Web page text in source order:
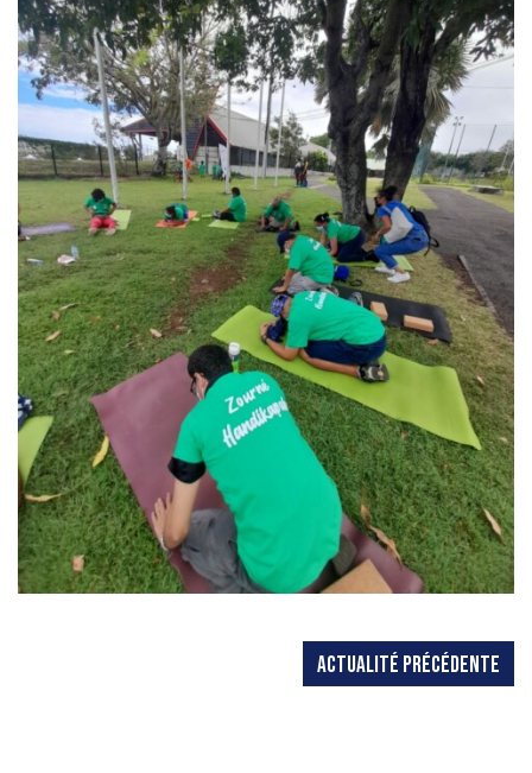
ACTUALITÉ PRÉCÉDENTE